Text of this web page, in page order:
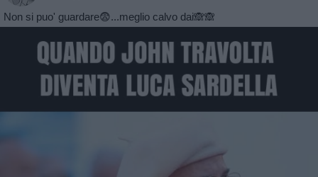
Non si puo' guardare😨...meglio calvo dai🙈🙈